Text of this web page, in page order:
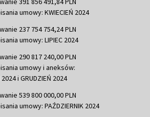
umowy: KWIECIEŃ 2024
237 754 754,24 PLN
umowy: LIPIEC 2024
290 817 240,00 PLN
umowy i aneksów:
2024 i GRUDZIEŃ 2024
539 800 000,00 PLN
umowy: PAŹDZIERNIK 2024